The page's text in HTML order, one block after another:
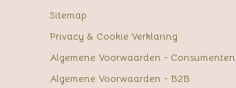
Sitemap
Privacy & Cookie Verklaring
Algemene Voorwaarden - Consumenten
Algemene Voorwaarden - B2B